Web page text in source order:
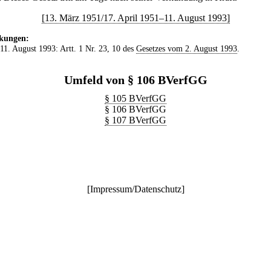
[13. März 1951/17. April 1951–11. August 1993]
. 11. August 1993: Artt. 1 Nr. 23, 10 des Gesetzes vom 2. August 1993.
Umfeld von § 106 BVerfGG
§ 105 BVerfGG
§ 106 BVerfGG
§ 107 BVerfGG
[Impressum/Datenschutz]